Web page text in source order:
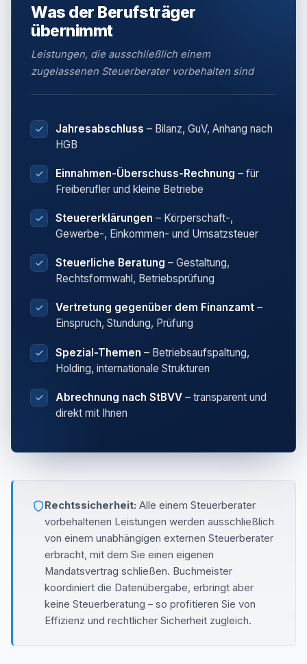
Was der Berufsträger
übernimmt
Leistungen, die ausschließlich einem
zugelassenen Steuerberater vorbehalten sind
Jahresabschluss – Bilanz, GuV, Anhang nach
HGB
Einnahmen-Überschuss-Rechnung – für
Freiberufler und kleine Betriebe
Steuererklärungen – Körperschaft-,
Gewerbe-, Einkommen- und Umsatzsteuer
Steuerliche Beratung – Gestaltung,
Rechtsformwahl, Betriebsprüfung
Vertretung gegenüber dem Finanzamt –
Einspruch, Stundung, Prüfung
Spezial-Themen – Betriebsaufspaltung,
Holding, internationale Strukturen
Abrechnung nach StBVV – transparent und
direkt mit Ihnen
Rechtssicherheit: Alle einem Steuerberater
vorbehaltenen Leistungen werden ausschließlich
von einem unabhängigen externen Steuerberater
erbracht, mit dem Sie einen eigenen
Mandatsvertrag schließen. Buchmeister
koordiniert die Datenübergabe, erbringt aber
keine Steuerberatung – so profitieren Sie von
Effizienz und rechtlicher Sicherheit zugleich.